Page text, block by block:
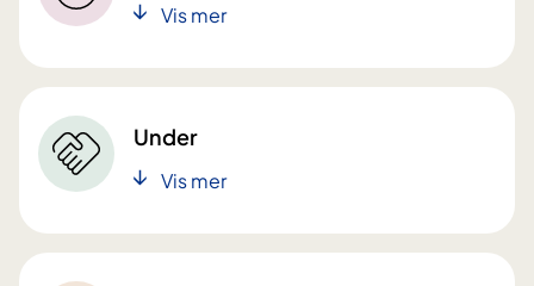
Vis mer
Under
Vis mer